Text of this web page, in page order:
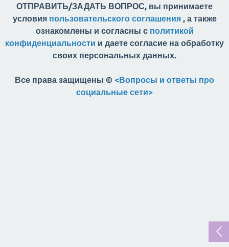
ОТПРАВИТЬ/ЗАДАТЬ ВОПРОС, вы принимаете
условия пользовательского соглашения, а также
ознакомлены и согласны с политикой
конфиденциальности и даете согласие на обработку
своих персональных данных.
Все права защищены © <Вопросы и ответы про
социальные сети>